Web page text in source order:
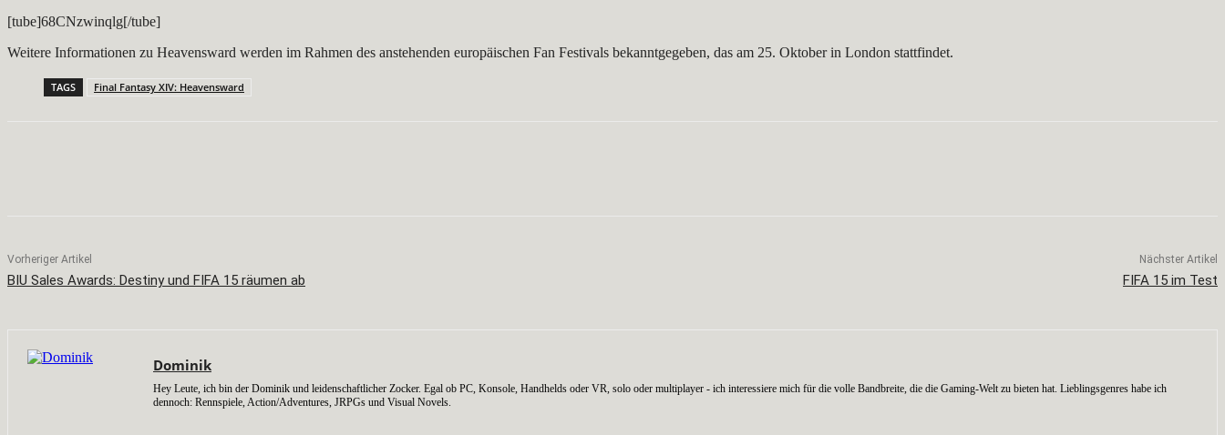
[tube]68CNzwinqlg[/tube]
Weitere Informationen zu Heavensward werden im Rahmen des anstehenden europäischen Fan Festivals bekanntgegeben, das am 25. Oktober in London stattfindet.
TAGS Final Fantasy XIV: Heavensward
Vorheriger Artikel
BIU Sales Awards: Destiny und FIFA 15 räumen ab
Nächster Artikel
FIFA 15 im Test
Dominik
Hey Leute, ich bin der Dominik und leidenschaftlicher Zocker. Egal ob PC, Konsole, Handhelds oder VR, solo oder multiplayer - ich interessiere mich für die volle Bandbreite, die die Gaming-Welt zu bieten hat. Lieblingsgenres habe ich
dennoch: Rennspiele, Action/Adventures, JRPGs und Visual Novels.